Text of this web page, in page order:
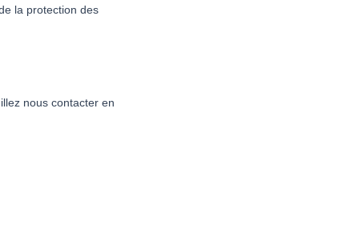
la protection des
nous contacter en